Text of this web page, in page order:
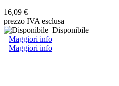
16,09 €
prezzo IVA esclusa
Disponibile
Maggiori info
Maggiori info